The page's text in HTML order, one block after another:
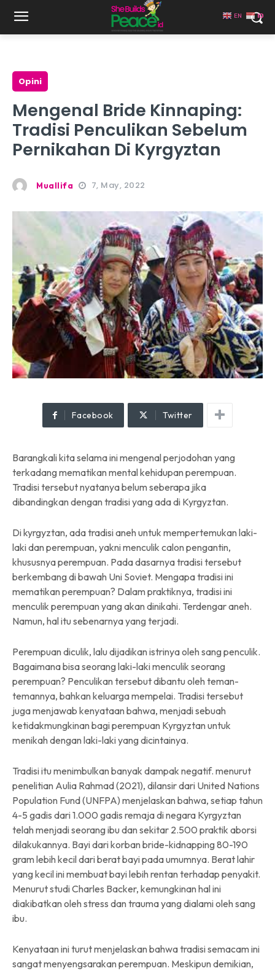
Opini
Mengenal Bride Kinnaping:
Tradisi Penculikan Sebelum
Pernikahan Di Kyrgyztan
Muallifa 7, May, 2022
Facebook Twitter
Barangkali kita selama ini mengenal perjodohan yang
terkadang mematikan mental kehidupan perempuan.
Tradisi tersebut nyatanya belum seberapa jika
dibandingkan dengan tradisi yang ada di Kyrgyztan.
Di kyrgyztan, ada tradisi aneh untuk mempertemukan laki-
laki dan perempuan, yakni menculik calon pengantin,
khususnya perempuan. Pada dasarnya tradisi tersebut
berkembang di bawah Uni Soviet. Mengapa tradisi ini
mematikan perempuan? Dalam praktiknya, tradisi ini
menculik perempuan yang akan dinikahi. Terdengar aneh.
Namun, hal itu sebenarnya yang terjadi.
Perempuan diculik, lalu dijadikan istrinya oleh sang penculik.
Bagaimana bisa seorang laki-laki menculik seorang
perempuan? Penculikan tersebut dibantu oleh teman-
temannya, bahkan keluarga mempelai. Tradisi tersebut
juga menjawab kenyataan bahwa, menjadi sebuah
ketidakmungkinan bagi perempuan Kyrgyztan untuk
menikah dengan laki-laki yang dicintainya.
Tradisi itu menimbulkan banyak dampak negatif. menurut
penelitian Aulia Rahmad (2021), dilansir dari United Nations
Population Fund (UNFPA) menjelaskan bahwa, setiap tahun
4-5 gadis dari 1.000 gadis remaja di negara Kyrgyztan
telah menjadi seorang ibu dan sekitar 2.500 praktik aborsi
dilakukannya. Bayi dari korban bride-kidnapping 80-190
gram lebih kecil dari berat bayi pada umumnya. Berat lahir
yang kecil ini membuat bayi lebih rentan terhadap penyakit.
Menurut studi Charles Backer, kemungkinan hal ini
diakibatkan oleh stress dan trauma yang dialami oleh sang
ibu.
Kenyataan ini turut menjelaskan bahwa tradisi semacam ini
sangat menyengsarakan perempuan. Meskipun demikian,
EN ID